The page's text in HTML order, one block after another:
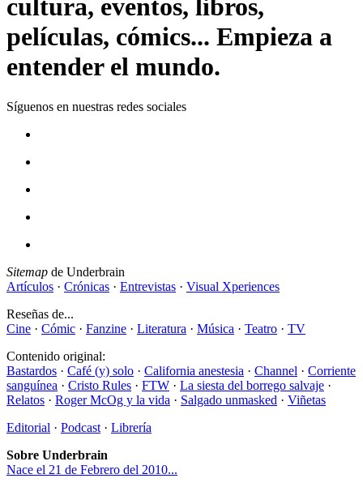
cultura, eventos, libros,
películas, cómics... Empieza a
entender el mundo.
Síguenos en nuestras redes sociales
Sitemap de Underbrain
Artículos · Crónicas · Entrevistas · Visual Xperiences
Reseñas de...
Cine · Cómic · Fanzine · Literatura · Música · Teatro · TV
Contenido original:
Bastardos · Café (y) solo · California anestesia · Channel · Corriente
sanguínea · Cristo Rules · FTW · La siesta del borrego salvaje ·
Relatos · Roger McOg y la vida · Salgado unmasked · Viñetas
Editorial · Podcast · Librería
Sobre Underbrain
Nace el 21 de Febrero del 2010...